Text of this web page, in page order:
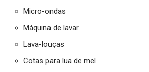
Micro-ondas
Máquina de lavar
Lava-louças
Cotas para lua de mel